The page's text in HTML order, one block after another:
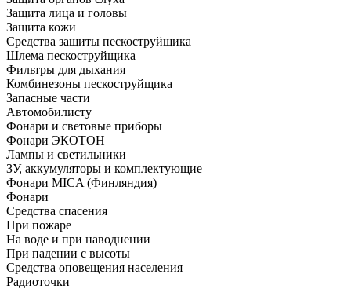
Защита лица и головы
Защита кожи
Средства защиты пескоструйщика
Шлема пескоструйщика
Фильтры для дыхания
Комбинезоны пескоструйщика
Запасные части
Автомобилисту
Фонари и световые приборы
Фонари ЭКОТОН
Лампы и светильники
ЗУ, аккумуляторы и комплектующие
Фонари MICA (Финляндия)
Фонари
Средства спасения
При пожаре
На воде и при наводнении
При падении с высоты
Средства оповещения населения
Радиоточки